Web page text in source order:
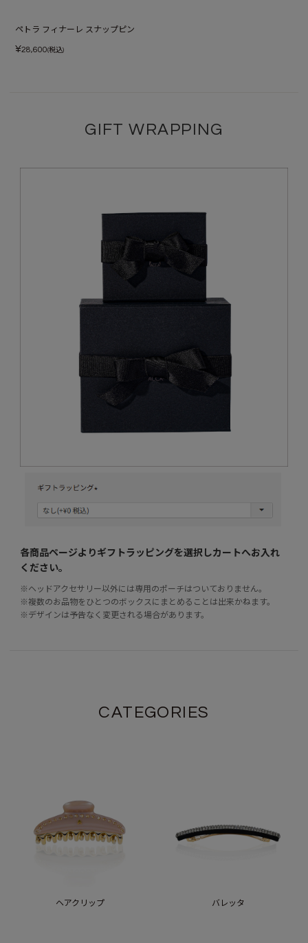
ペトラ フィナーレ スナップピン
¥28,600(税込)
GIFT WRAPPING
各商品ページよりギフトラッピングを選択しカートへお入れ
ください。
※ヘッドアクセサリー以外には専用のポーチはついておりません。
※複数のお品物をひとつのボックスにまとめることは出来かねます。
※デザインは予告なく変更される場合があります。
CATEGORIES
ヘアクリップ バレッタ